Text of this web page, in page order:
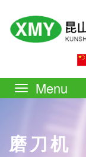
磨刀机